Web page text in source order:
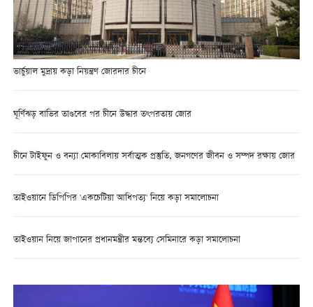
ভার্চুয়াল মুদ্রায় কড়া নিয়ন্ত্রণ জোরদার চীনে
ঘূর্ণিঝড় বাভির তাণ্ডবের পর চীনে উদ্ধার তৎপরতায় জোর
চীনে টাইফুন ও বন্যা মোকাবিলায় সর্বাত্মক প্রস্তুতি, জনগণের জীবন ও সম্পদ রক্ষায় জোর
তাইওয়ানে ডিপিপির 'একচেটিয়া আধিপত্য' নিয়ে কড়া সমালোচনা
তাইওয়ান নিয়ে জাপানের প্রধানমন্ত্রীর মন্তব্যে সেমিনারে কড়া সমালোচনা